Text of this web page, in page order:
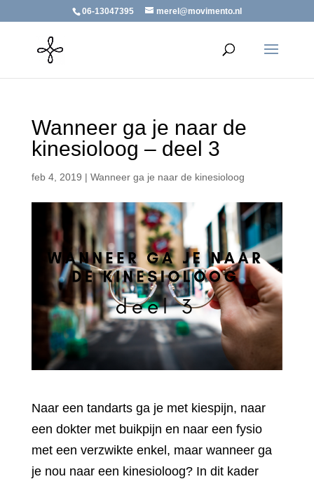
06-13047395 merel@movimento.nl
Wanneer ga je naar de
kinesioloog – deel 3
feb 4, 2019 | Wanneer ga je naar de kinesioloog
Naar een tandarts ga je met kiespijn, naar
een dokter met buikpijn en naar een fysio
met een verzwikte enkel, maar wanneer ga
je nou naar een kinesioloog? In dit kader